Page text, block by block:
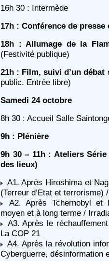
16h 30 : Intermède
17h : Conférence de presse
18h : Allumage de la
(Festivité publique)
21h : Film, suivi d’un
public. Entrée libre)
Samedi 24 octobre
8h 30 : Accueil Salle
9h : Plénière
9h 30 – 11h : Ateliers
des lieux)
A1. Après Hiroshima et
(Terreur d’Etat et terrorisme)
A2. Après Tchernobyl et
moyen et à long terme /
A3. Après le
La COP 21
A4. Après la révolution
Cyberguerre, désinformation